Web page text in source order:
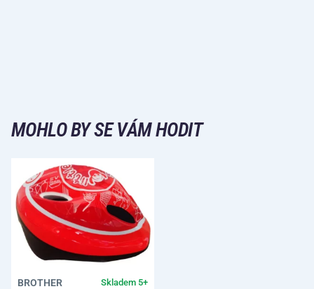
MOHLO BY SE VÁM HODIT
BROTHER Skladem 5+